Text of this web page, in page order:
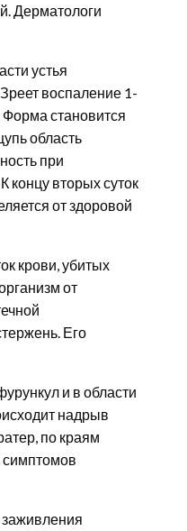
Дерматологи
устья
воспаление 1-
Форма становится
область
при
концу вторых суток
от здоровой
крови, убитых
от
Его
и в области
надрыв
по краям
симптомов